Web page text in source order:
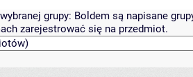
grupy: Boldem są napisane
zarejestrować się na przedmiot.